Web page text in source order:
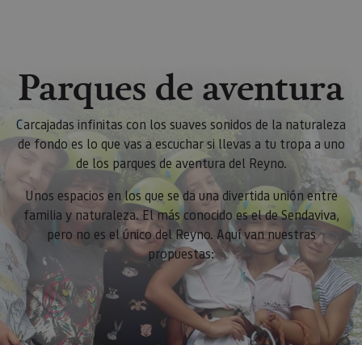
Parques de aventura
Carcajadas infinitas con los suaves sonidos de la naturaleza
de fondo es lo que vas a escuchar si llevas a tu tropa a uno
de los parques de aventura del Reyno.
Unos espacios en los que se da una divertida unión entre
familia y naturaleza. El más conocido es el de Sendaviva,
pero no es el único del Reyno. Aquí van nuestras
propuestas: